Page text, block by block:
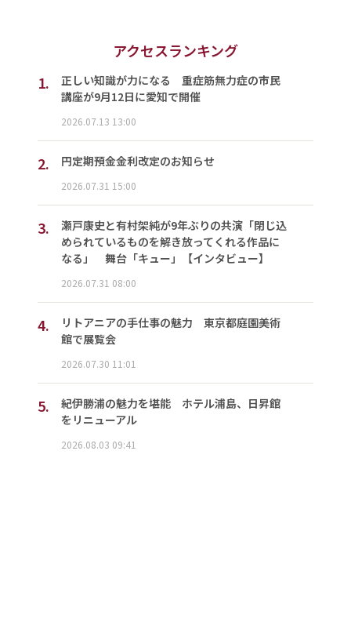
アクセスランキング
1.
正しい知識が力になる 重症筋無力症の市民
講座が9月12日に愛知で開催
2026.07.13 13:00
2. 円定期預金金利改定のお知らせ
2026.07.31 15:00
3.
瀬戸康史と有村架純が9年ぶりの共演「閉じ込
められているものを解き放ってくれる作品に
なる」 舞台「キュー」【インタビュー】
2026.07.31 08:00
4.
リトアニアの手仕事の魅力 東京都庭園美術
館で展覧会
2026.07.30 11:01
5.
紀伊勝浦の魅力を堪能 ホテル浦島、日昇館
をリニューアル
2026.08.03 09:41